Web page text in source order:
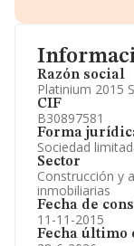
Razón social
Platinium 2015
CIF
B30897581
Forma
Sociedad
Sector
Construcción y
inmobiliarias
Fecha de
11-11-2015
Fecha último
Información